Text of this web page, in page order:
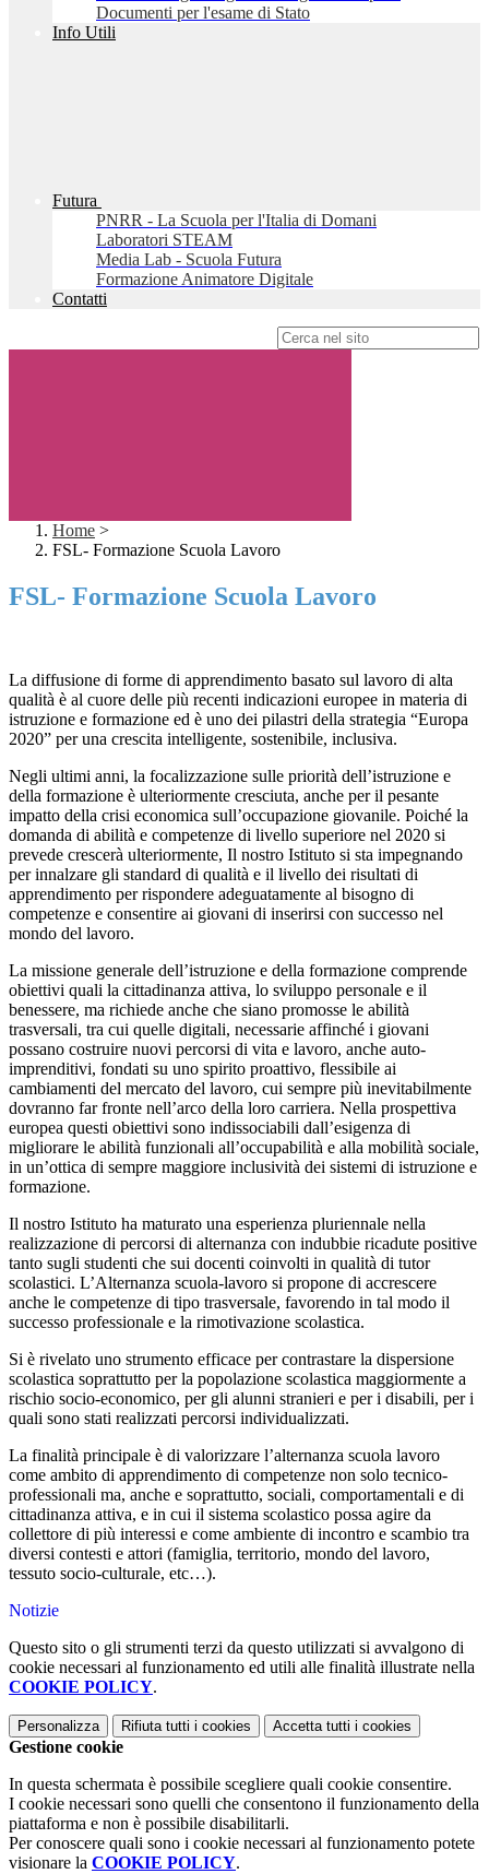
Documenti per l'esame di Stato
Info Utili
Futura
PNRR - La Scuola per l'Italia di Domani
Laboratori STEAM
Media Lab - Scuola Futura
Formazione Animatore Digitale
Contatti
Home >
FSL- Formazione Scuola Lavoro
FSL- Formazione Scuola Lavoro
La diffusione di forme di apprendimento basato sul lavoro di alta
qualità è al cuore delle più recenti indicazioni europee in materia di
istruzione e formazione ed è uno dei pilastri della strategia “Europa
2020” per una crescita intelligente, sostenibile, inclusiva.
Negli ultimi anni, la focalizzazione sulle priorità dell’istruzione e
della formazione è ulteriormente cresciuta, anche per il pesante
impatto della crisi economica sull’occupazione giovanile. Poiché la
domanda di abilità e competenze di livello superiore nel 2020 si
prevede crescerà ulteriormente, Il nostro Istituto si sta impegnando
per innalzare gli standard di qualità e il livello dei risultati di
apprendimento per rispondere adeguatamente al bisogno di
competenze e consentire ai giovani di inserirsi con successo nel
mondo del lavoro.
La missione generale dell’istruzione e della formazione comprende
obiettivi quali la cittadinanza attiva, lo sviluppo personale e il
benessere, ma richiede anche che siano promosse le abilità
trasversali, tra cui quelle digitali, necessarie affinché i giovani
possano costruire nuovi percorsi di vita e lavoro, anche auto-
imprenditivi, fondati su uno spirito proattivo, flessibile ai
cambiamenti del mercato del lavoro, cui sempre più inevitabilmente
dovranno far fronte nell’arco della loro carriera. Nella prospettiva
europea questi obiettivi sono indissociabili dall’esigenza di
migliorare le abilità funzionali all’occupabilità e alla mobilità sociale,
in un’ottica di sempre maggiore inclusività dei sistemi di istruzione e
formazione.
Il nostro Istituto ha maturato una esperienza pluriennale nella
realizzazione di percorsi di alternanza con indubbie ricadute positive
tanto sugli studenti che sui docenti coinvolti in qualità di tutor
scolastici. L’Alternanza scuola-lavoro si propone di accrescere
anche le competenze di tipo trasversale, favorendo in tal modo il
successo professionale e la rimotivazione scolastica.
Si è rivelato uno strumento efficace per contrastare la dispersione
scolastica soprattutto per la popolazione scolastica maggiormente a
rischio socio-economico, per gli alunni stranieri e per i disabili, per i
quali sono stati realizzati percorsi individualizzati.
La finalità principale è di valorizzare l’alternanza scuola lavoro
come ambito di apprendimento di competenze non solo tecnico-
professionali ma, anche e soprattutto, sociali, comportamentali e di
cittadinanza attiva, e in cui il sistema scolastico possa agire da
collettore di più interessi e come ambiente di incontro e scambio tra
diversi contesti e attori (famiglia, territorio, mondo del lavoro,
tessuto socio-culturale, etc…).
Notizie
Questo sito o gli strumenti terzi da questo utilizzati si avvalgono di
cookie necessari al funzionamento ed utili alle finalità illustrate nella
COOKIE POLICY.
Personalizza Rifiuta tutti i cookies Accetta tutti i cookies
Gestione cookie
In questa schermata è possibile scegliere quali cookie consentire.
I cookie necessari sono quelli che consentono il funzionamento della
piattaforma e non è possibile disabilitarli.
Per conoscere quali sono i cookie necessari al funzionamento potete
visionare la COOKIE POLICY.